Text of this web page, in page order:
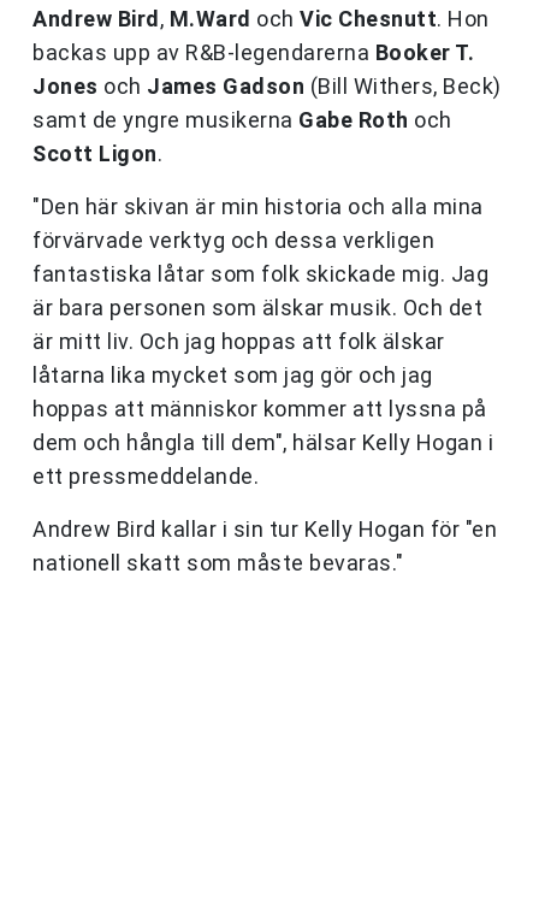
Andrew Bird , M.Ward och Vic Chesnutt. Hon
backas upp av R&B-legendarerna Booker T.
Jones och James Gadson (Bill Withers, Beck)
samt de yngre musikerna Gabe Roth och
Scott Ligon.
"Den här skivan är min historia och alla mina
förvärvade verktyg och dessa verkligen
fantastiska låtar som folk skickade mig. Jag
är bara personen som älskar musik. Och det
är mitt liv. Och jag hoppas att folk älskar
låtarna lika mycket som jag gör och jag
hoppas att människor kommer att lyssna på
dem och hångla till dem", hälsar Kelly Hogan i
ett pressmeddelande.
Andrew Bird kallar i sin tur Kelly Hogan för "en
nationell skatt som måste bevaras."